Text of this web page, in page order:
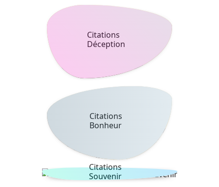
Citations
Déception
Citations
Bonheur
Citations
Souvenir